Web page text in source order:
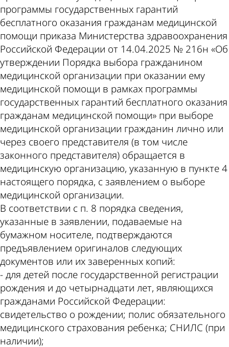
программы государственных гарантий
бесплатного оказания гражданам медицинской
помощи приказа Министерства здравоохранения
Российской Федерации от 14.04.2025 № 216н «Об
утверждении Порядка выбора гражданином
медицинской организации при оказании ему
медицинской помощи в рамках программы
государственных гарантий бесплатного оказания
гражданам медицинской помощи» при выборе
медицинской организации гражданин лично или
через своего представителя (в том числе
законного представителя) обращается в
медицинскую организацию, указанную в пункте 4
настоящего порядка, с заявлением о выборе
медицинской организации.
В соответствии с п. 8 порядка сведения,
указанные в заявлении, подаваемые на
бумажном носителе, подтверждаются
предъявлением оригиналов следующих
документов или их заверенных копий:
- для детей после государственной регистрации
рождения и до четырнадцати лет, являющихся
гражданами Российской Федерации:
свидетельство о рождении; полис обязательного
медицинского страхования ребенка; СНИЛС (при
наличии);